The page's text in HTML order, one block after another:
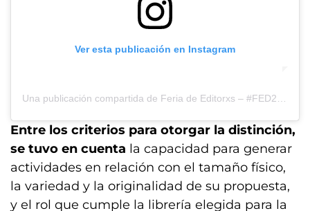
Ver esta publicación en Instagram
Entre los criterios para otorgar la distinción,
se tuvo en cuenta la capacidad para generar
actividades en relación con el tamaño físico,
la variedad y la originalidad de su propuesta,
y el rol que cumple la librería elegida para la